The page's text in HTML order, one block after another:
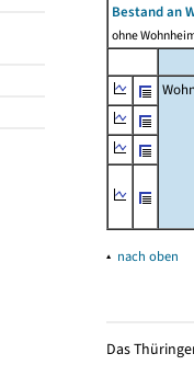
Bestand an
ohne
▴ nach oben
Das